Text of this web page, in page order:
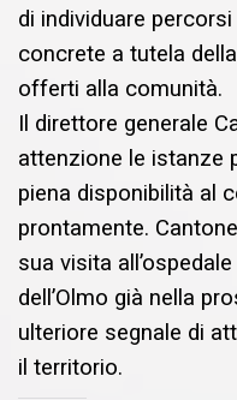
di individuare
concrete a tutela
offerti alla comunità.
Il direttore generale
attenzione le istanze
piena disponibilità al
prontamente.
sua visita
dell’Olmo già nella
ulteriore segnale di
il territorio.